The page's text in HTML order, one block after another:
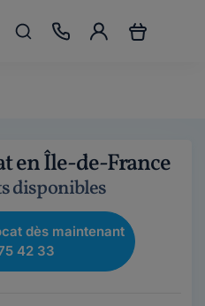
en Île-de-France
disponibles
dès maintenant
42 33